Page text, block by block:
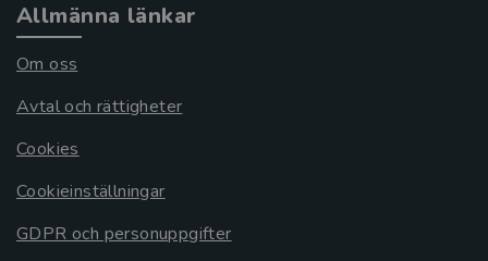
Allmänna länkar
Om oss
Avtal och rättigheter
Cookies
Cookieinställningar
GDPR och personuppgifter